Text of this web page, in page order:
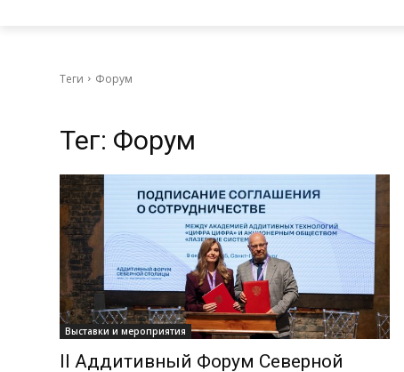
Теги Форум
Тег: Форум
Выставки и мероприятия
II Аддитивный Форум Северной